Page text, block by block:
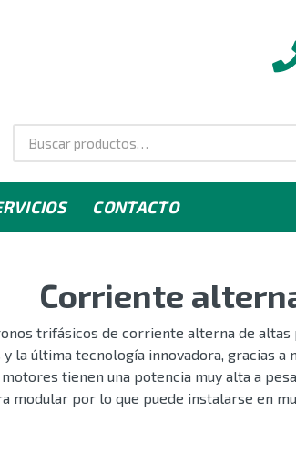
CONTACTO
Corriente
trifásicos de corriente alterna de altas
la última tecnología innovadora, gracias
tienen una potencia muy alta a
modular por lo que puede instalarse en